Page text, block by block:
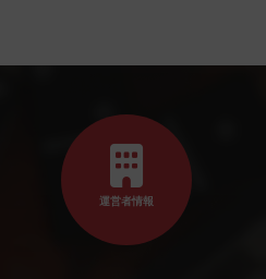
運営者情報